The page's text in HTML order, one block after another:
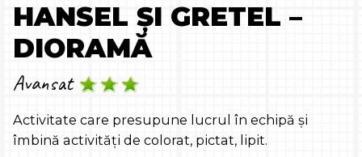
HANSEL ȘI GRETEL –
DIORAMĂ
Avansat
Activitate care presupune lucrul în echipă și
îmbină activități de colorat, pictat, lipit.